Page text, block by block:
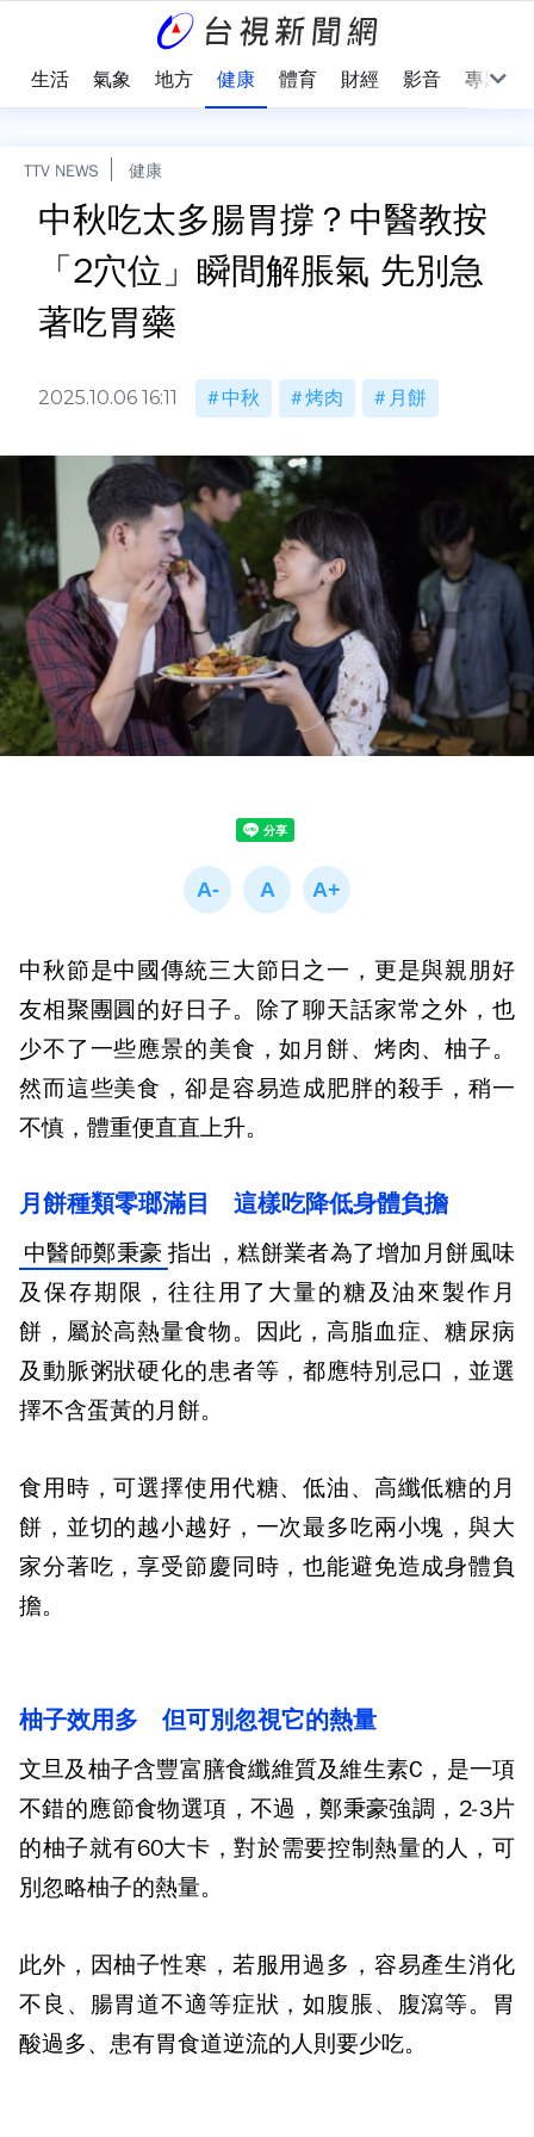
生活 氣象 地方 健康 體育 財經 影音 專題
TTV NEWS 健康
中秋吃太多腸胃撐？中醫教按
「2穴位」瞬間解脹氣 先別急
著吃胃藥
2025.10.06 16:11 中秋 烤肉 月餅
中秋節是中國傳統三大節日之一，更是與親朋好
友相聚團圓的好日子。除了聊天話家常之外，也
少不了一些應景的美食，如月餅、烤肉、柚子。
然而這些美食，卻是容易造成肥胖的殺手，稍一
不慎，體重便直直上升。
月餅種類零瑯滿目 這樣吃降低身體負擔
中醫師鄭秉豪 指出，糕餅業者為了增加月餅風味
及保存期限，往往用了大量的糖及油來製作月
餅，屬於高熱量食物。因此，高脂血症、糖尿病
及動脈粥狀硬化的患者等，都應特別忌口，並選
擇不含蛋黃的月餅。
食用時，可選擇使用代糖、低油、高纖低糖的月
餅，並切的越小越好，一次最多吃兩小塊，與大
家分著吃，享受節慶同時，也能避免造成身體負
擔。
柚子效用多 但可別忽視它的熱量
文旦及柚子含豐富膳食纖維質及維生素C ，是一項
不錯的應節食物選項，不過，鄭秉豪強調， 2-3片
的柚子就有60大卡，對於需要控制熱量的人，可
別忽略柚子的熱量。
此外，因柚子性寒，若服用過多，容易產生消化
不良、腸胃道不適等症狀，如腹脹、腹瀉等。胃
酸過多、患有胃食道逆流的人則要少吃。